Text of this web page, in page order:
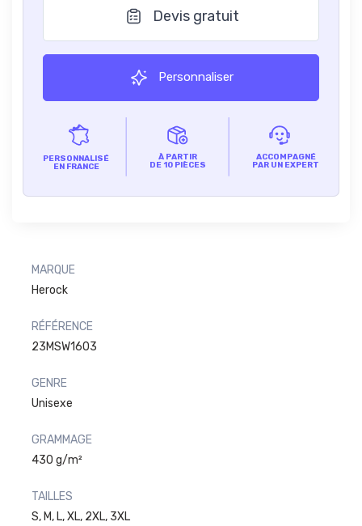
Devis gratuit
Personnaliser
PERSONNALISÉ
EN FRANCE
À PARTIR
DE 10 PIÈCES
ACCOMPAGNÉ
PAR UN EXPERT
MARQUE
Herock
RÉFÉRENCE
23MSW1603
GENRE
Unisexe
GRAMMAGE
430 g/m²
TAILLES
S, M, L, XL, 2XL, 3XL